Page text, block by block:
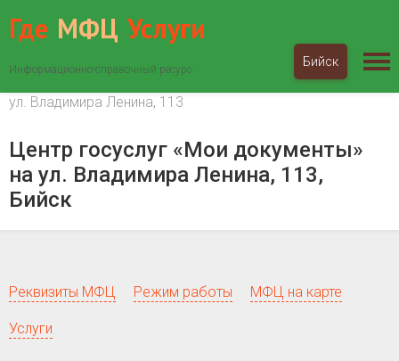
Где МФЦ Услуги
Информационно-справочный ресурс
Бийск
Бийск
ул. Владимира Ленина, 113
Центр госуслуг «Мои документы»
на ул. Владимира Ленина, 113,
Бийск
Реквизиты МФЦ Режим работы МФЦ на карте
Услуги